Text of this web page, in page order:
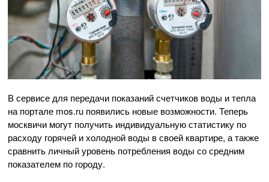
В сервисе для передачи показаний счетчиков воды и тепла
на портале mos.ru появились новые возможности. Теперь
москвичи могут получить индивидуальную статистику по
расходу горячей и холодной воды в своей квартире, а также
сравнить личный уровень потребления воды со средним
показателем по городу.